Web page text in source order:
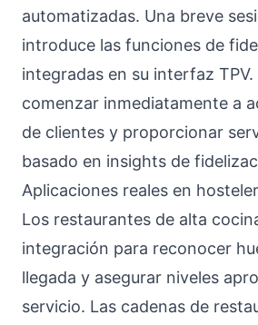
automatizadas. Una breve
introduce las funciones de
integradas en su interfaz
comenzar inmediatamente a
de clientes y proporcionar
basado en insights de
Aplicaciones reales en
Los restaurantes de alta
integración para reconocer
llegada y asegurar niveles
servicio. Las cadenas de